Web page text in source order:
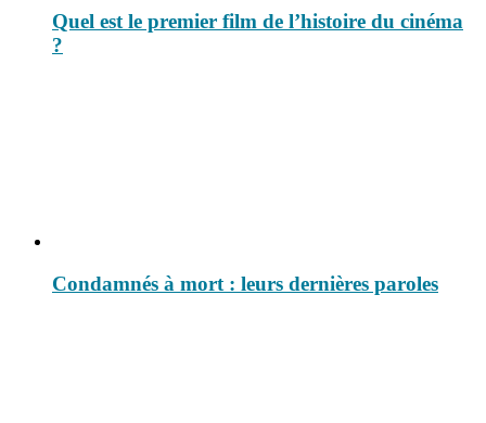
Quel est le premier film de l’histoire du cinéma
?
Condamnés à mort : leurs dernières paroles